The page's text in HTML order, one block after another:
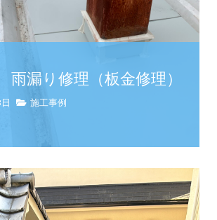
漏り修理（板金修理）
施工事例